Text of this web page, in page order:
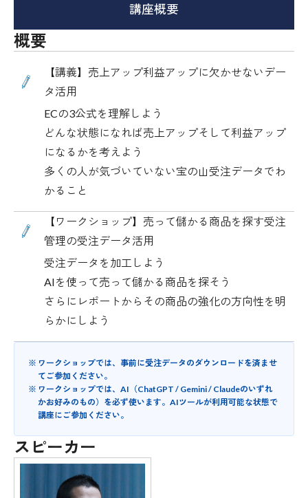
講座概要
概要
【講義】売上アップ利益アップに欠かせないデー
タ活用
ECの3公式を理解しよう
どんな状態になれば売上アップそして利益アップ
になるかを考えよう
多くの人が気づいていない宝の山受注データでわ
かること
【ワークショップ】売って儲かる商品を探す受注
管理の受注データ活用
受注データを加工しよう
AIを使って売って儲かる商品を探そう
さらにレポートからその商品の強化の方向性を明
らかにしよう
ワークショップでは、事前に受注データのダウンロードを済ませ
てご参加ください。
ワークショップでは、AI（ChatGPT / Gemini / Claudeのいずれ
かお好みのもの）を必ず使います。AIツールが利用可能な状態で
講座にご参加ください。
スピーカー